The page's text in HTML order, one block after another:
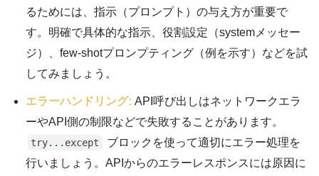
るためには、指示（プロンプト）の与え方が重要で
す。明確で具体的な指示、役割設定（systemメッセー
ジ）、few-shotプロンプティング（例を示す）などを試
してみましょう。
エラーハンドリング: API呼び出しはネットワークエラ
ーやAPI側の制限などで失敗することがあります。
try...except
ブロックを使って適切にエラー処理を
行いましょう。APIからのエラーレスポンスには原因に